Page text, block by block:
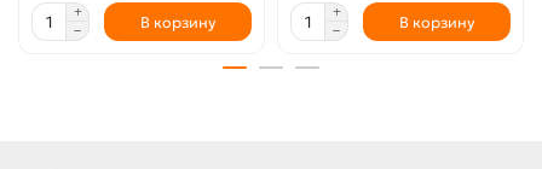
В корзину В корзину